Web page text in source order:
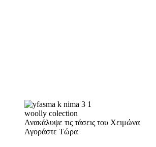
woolly colection
Ανακάλυψε τις τάσεις του Χειμώνα
Αγοράστε Τώρα